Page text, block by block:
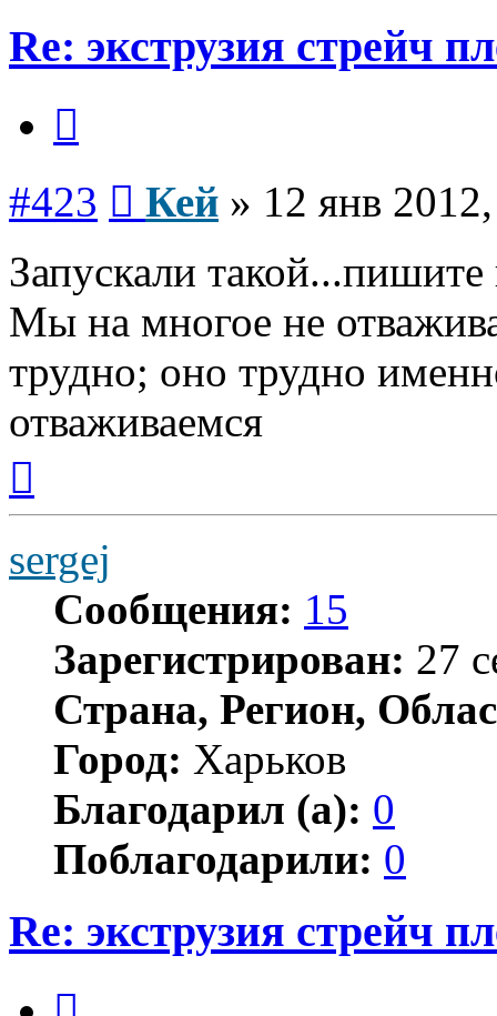
Re: экструзия стрейч
#423 Кей » 12 янв
Запускали такой...пишите
Мы на многое не
трудно; оно трудно
отваживаемся
началу
sergej
Сообщения: 15
Зарегистрирован: 27
Страна, Регион,
Город: Харьков
Благодарил (а): 0
Поблагодарили: 0
Re: экструзия стрейч